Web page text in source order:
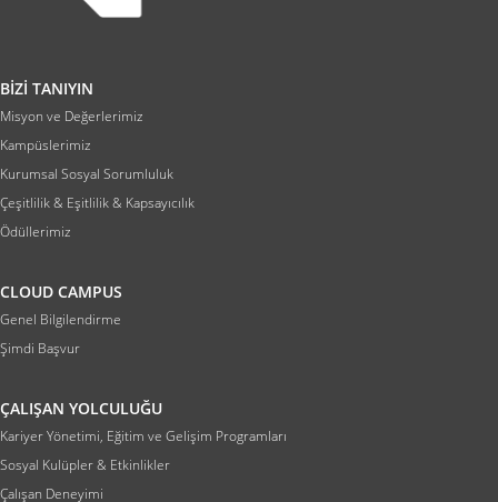
BİZİ TANIYIN
Misyon ve Değerlerimiz
Kampüslerimiz
Kurumsal Sosyal Sorumluluk
Çeşitlilik & Eşitlilik & Kapsayıcılık
Ödüllerimiz
CLOUD CAMPUS
Genel Bilgilendirme
Şimdi Başvur
ÇALIŞAN YOLCULUĞU
Kariyer Yönetimi, Eğitim ve Gelişim Programları
Sosyal Kulüpler & Etkinlikler
Çalışan Deneyimi